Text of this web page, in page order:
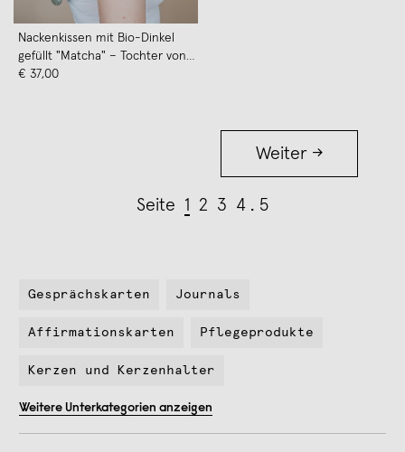
Nackenkissen mit Bio-Dinkel
gefüllt "Matcha" – Tochter von
Walter
€ 37,00
Weiter →
Seite 1 2 3 4 5
Gesprächskarten Journals
Affirmationskarten Pflegeprodukte
Kerzen und Kerzenhalter
Weitere Unterkategorien anzeigen